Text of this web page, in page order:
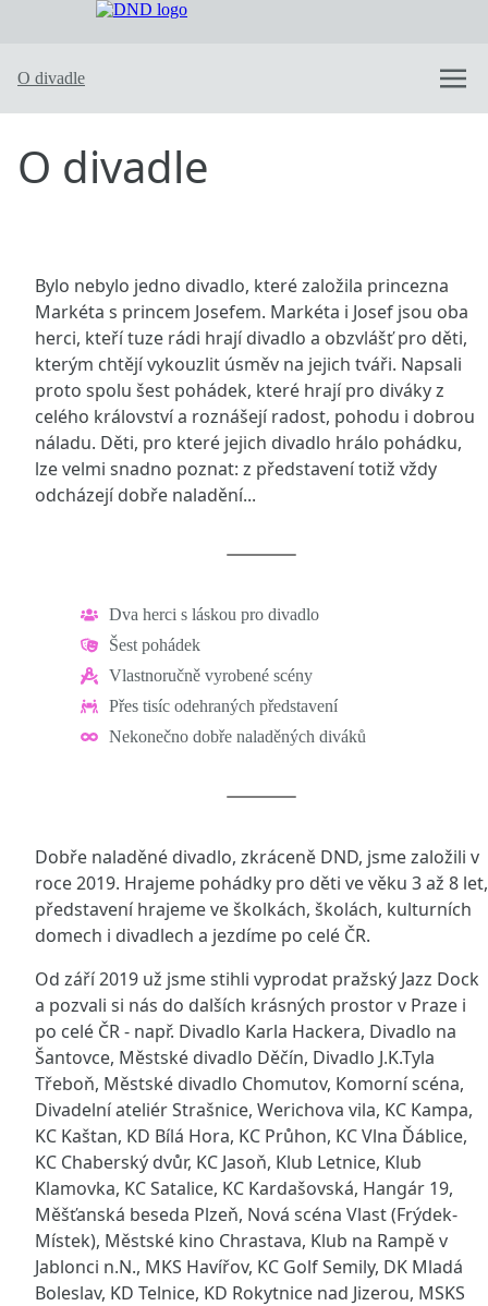
Dobře naladěné divadlo
Nabízené pohádky
Inscenace “V dešti“
O divadle
Kde hrajeme
Napsali o nás
Kontaktujte nás
O divadle
Bylo nebylo jedno divadlo, které založila princezna
Markéta s princem Josefem. Markéta i Josef jsou oba
herci, kteří tuze rádi hrají divadlo a obzvlášť pro děti,
kterým chtějí vykouzlit úsměv na jejich tváři. Napsali
proto spolu šest pohádek, které hrají pro diváky z
celého království a roznášejí radost, pohodu i dobrou
náladu. Děti, pro které jejich divadlo hrálo pohádku,
lze velmi snadno poznat: z představení totiž vždy
odcházejí dobře naladění...
Dva herci s láskou pro divadlo
Šest pohádek
Vlastnoručně vyrobené scény
Přes tisíc odehraných představení
Nekonečno dobře naladěných diváků
Dobře naladěné divadlo, zkráceně DND, jsme založili v
roce 2019. Hrajeme pohádky pro děti ve věku 3 až 8 let,
představení hrajeme ve školkách, školách, kulturních
domech i divadlech a jezdíme po celé ČR.
Od září 2019 už jsme stihli vyprodat pražský Jazz Dock
a pozvali si nás do dalších krásných prostor v Praze i
po celé ČR - např. Divadlo Karla Hackera, Divadlo na
Šantovce, Městské divadlo Děčín, Divadlo J.K.Tyla
Třeboň, Městské divadlo Chomutov, Komorní scéna,
Divadelní ateliér Strašnice, Werichova vila, KC Kampa,
KC Kaštan, KD Bílá Hora, KC Průhon, KC Vlna Ďáblice,
KC Chaberský dvůr, KC Jasoň, Klub Letnice, Klub
Klamovka, KC Satalice, KC Kardašovská, Hangár 19,
Měšťanská beseda Plzeň, Nová scéna Vlast (Frýdek-
Místek), Městské kino Chrastava, Klub na Rampě v
Jablonci n.N., MKS Havířov, KC Golf Semily, DK Mladá
Boleslav, KD Telnice, KD Rokytnice nad Jizerou, MSKS